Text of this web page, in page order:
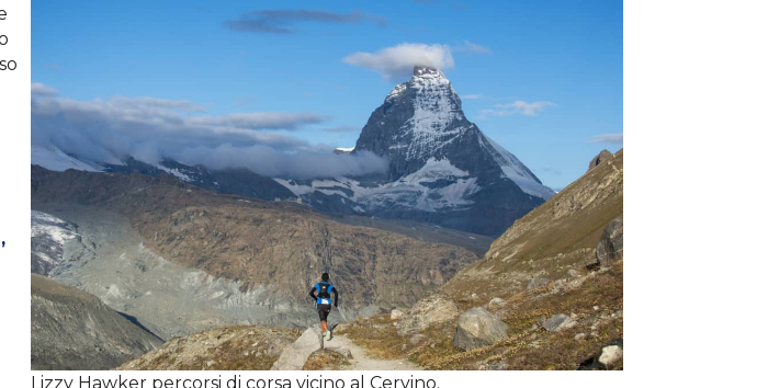
Lizzy Hawker percorsi di corsa vicino al Cervino.